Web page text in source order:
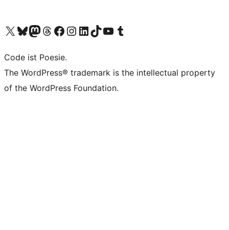
Unser X-Konto (früher Twitter) besuchen
Unser Bluesky-Konto besuchen
Unser Mastodon-Konto besuchen
Unser Threads-Konto besuchen
Unsere Facebook-Seite besuchen
Unser Instagram-Konto besuchen
Unser LinkedIn-Konto besuchen
Unser TikTok-Konto besuchen
Unseren YouTube-Kanal besuchen
Unser Tumblr-Konto besuchen
Code ist Poesie.
The WordPress® trademark is the intellectual property
of the WordPress Foundation.